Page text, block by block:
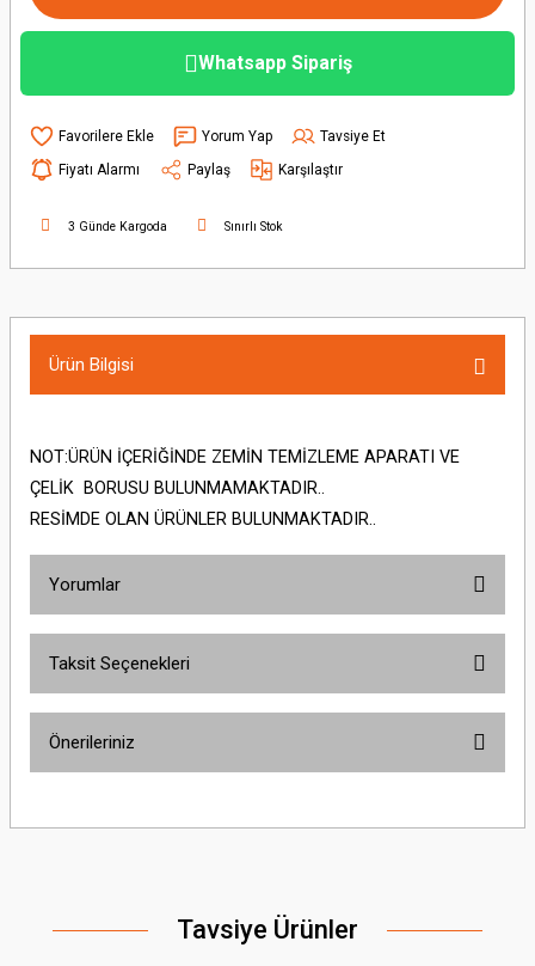
Whatsapp Sipariş
Yorum Yap
Tavsiye Et
Fiyatı Alarmı
Paylaş Karşılaştır
3 Günde Kargoda Sınırlı Stok
Ürün Bilgisi
NOT:ÜRÜN İÇERİĞİNDE ZEMİN TEMİZLEME APARATI VE
ÇELİK BORUSU BULUNMAMAKTADIR..
RESİMDE OLAN ÜRÜNLER BULUNMAKTADIR..
Yorumlar
Taksit Seçenekleri
Önerileriniz
yetersiz gördüğünüz noktaları öneri formunu kullanarak tarafımıza
Ürün resmi kalitesiz, bozuk veya görüntülenemiyor.
Tavsiye Ürünler